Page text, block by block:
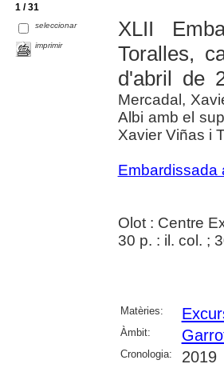
1 / 31
seleccionar
imprimir
XLII
Toralles,
d'abril de
Mercadal,
Albi amb el
Xavier Viñas i
Embardissada
Olot : Centre
30 p. : il. col. ;
Matèries:
Àmbit:
Cronologia: 2019